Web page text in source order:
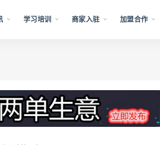
学习培训 商家入驻 加盟合作